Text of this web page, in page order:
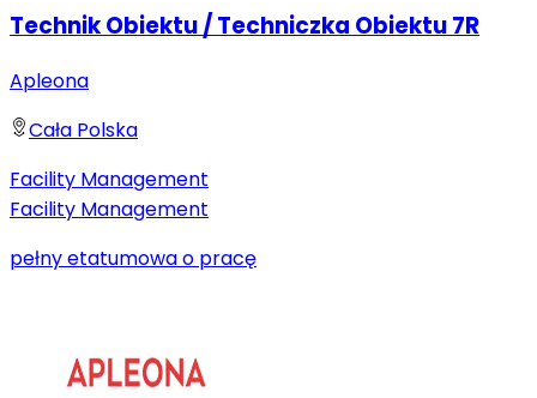
Technik Obiektu / Techniczka Obiektu 7R
Apleona
Cała Polska
Facility Management
Facility Management
pełny etatumowa o pracę